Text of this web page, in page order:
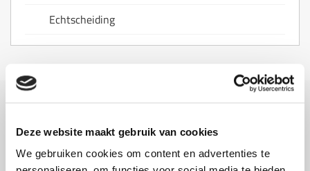
Deze website maakt gebruik van cookies
We gebruiken cookies om content en advertenties te
Echtscheiding
Gerelateerde blogs